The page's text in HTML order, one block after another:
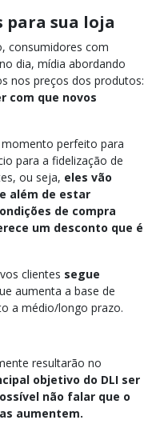
para sua loja
consumidores com
dia, mídia abordando
nos preços dos produtos:
com que novos
perfeito para
para a fidelização de
ou seja, eles vão
além de estar
de compra
um desconto que é
clientes segue
aumenta a base de
a médio/longo prazo.
resultarão no
objetivo do DLI ser
não falar que o
aumentem.